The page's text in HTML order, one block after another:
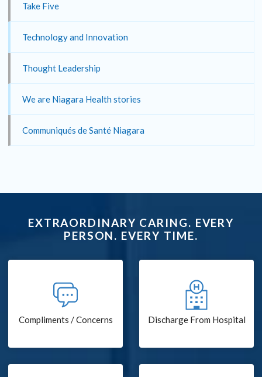
Take Five
Technology and Innovation
Thought Leadership
We are Niagara Health stories
Communiqués de Santé Niagara
EXTRAORDINARY CARING. EVERY
PERSON. EVERY TIME.
Compliments / Concerns Discharge From Hospital